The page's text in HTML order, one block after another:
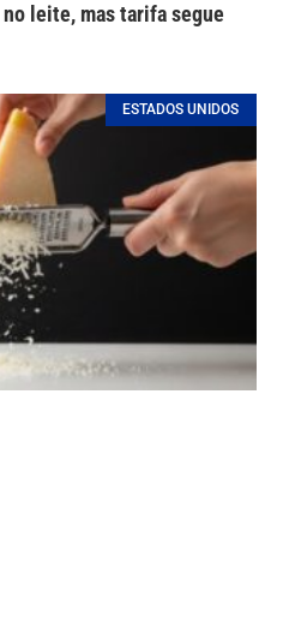
leite, mas tarifa segue
ESTADOS UNIDOS